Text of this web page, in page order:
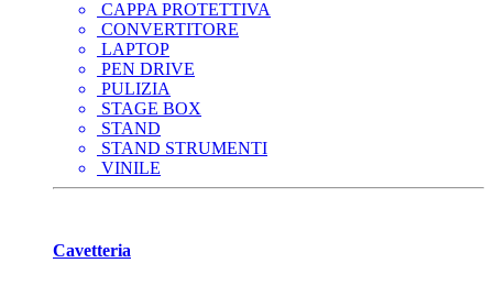
CAPPA PROTETTIVA
CONVERTITORE
LAPTOP
PEN DRIVE
PULIZIA
STAGE BOX
STAND
STAND STRUMENTI
VINILE
Cavetteria